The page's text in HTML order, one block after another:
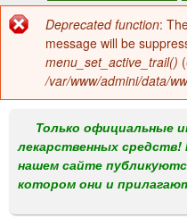
а
в
о
м
е
н
Сообщение
об
ошибке
Deprecated function:
message will be
menu_set_active_trail()
/var/www/admini/data/
Только официальные
лекарственных средств!
нашем сайте
котором они и